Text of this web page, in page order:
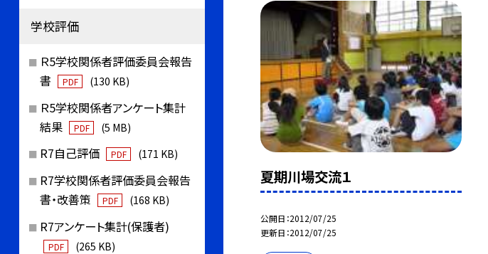
夏期川場交流１
公開日 2012/07/25
更新日 2012/07/25
学校評価
Ｒ5学校関係者評価委員会報告
書
PDF (130 KB)
Ｒ5学校関係者アンケート集計
結果
PDF (5 MB)
R7自己評価 PDF (171 KB)
R7学校関係者評価委員会報告
書・改善策
PDF (168 KB)
R7アンケート集計(保護者)
PDF (265 KB)